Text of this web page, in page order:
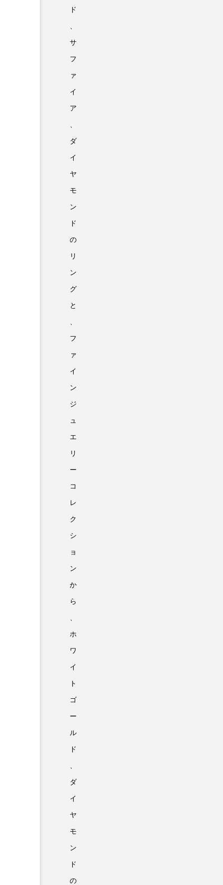
ド
サ
フ
ァ
イ
ア
ダ
イ
ヤ
モ
ン
ド
の
リ
ン
グ
と
フ
ァ
イ
ン
ジ
ュ
エ
リ
ー
コ
レ
ク
シ
ョ
ン
か
ら
ホ
ワ
イ
ト
ゴ
ー
ル
ド
ダ
イ
ヤ
モ
ン
ド
の